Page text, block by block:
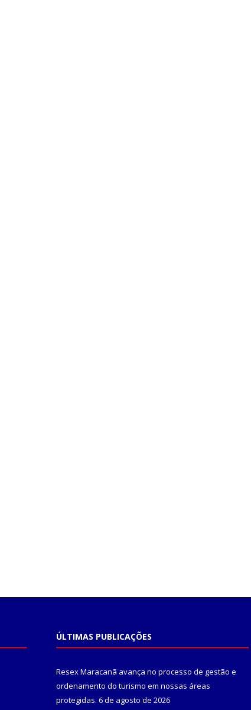
ÚLTIMAS PUBLICAÇÕES
Resex Maracanã avança no processo de gestão e
ordenamento do turismo em nossas áreas
protegidas. 6 de agosto de 2026